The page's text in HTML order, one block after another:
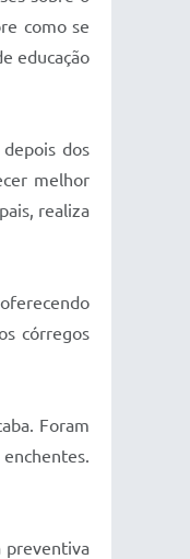
como se
educação
dos
melhor
realiza
córregos
Foram
preventiva